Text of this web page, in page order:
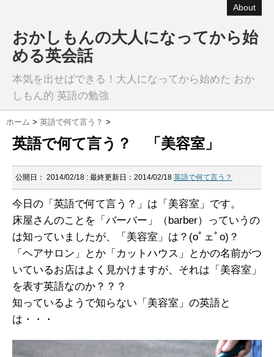
About
おかしもんの大人になってから始
める英会話
本気を出せばできる！大人になってから始めた おか
しもん的 英語の勉強
ホーム > 英語で何て言う？ >
英語で何て言う？ 「美容室」
公開日： 2014/02/18 : 最終更新日：2014/02/18 英語で何て言う？
今日の「英語で何て言う？」は「美容室」です。
床屋さんのことを「バーバー」（barber）っていうの
は知っていましたが、「美容室」は？(oﾟェﾟo)？
「ヘアサロン」とか「カットハウス」とかの名前がつ
いているお店はよく見かけますが、それは「美容室」
を表す英語なのか？？？
知っているようで知らない「美容室」の英語と
は・・・